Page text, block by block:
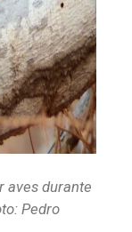
aves durante
Pedro